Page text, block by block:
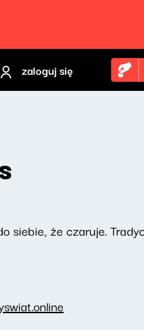
zaloguj się
siebie, że czaruje.